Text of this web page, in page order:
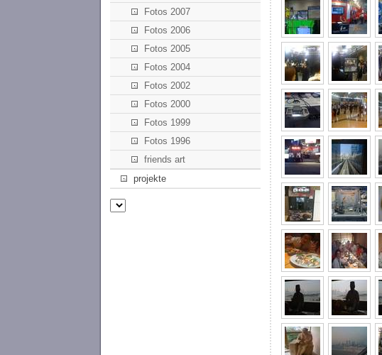
Fotos 2007
Fotos 2006
Fotos 2005
Fotos 2004
Fotos 2002
Fotos 2000
Fotos 1999
Fotos 1996
friends art
projekte